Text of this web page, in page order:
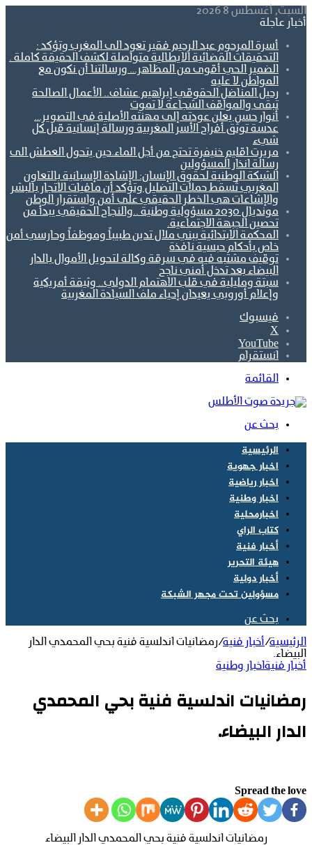
السبت, أغسطس 8 2026
أخبار عاجلة
أسرة المرحوم عبد الرحيم فقير تعود الى المغرب وتؤكد :
التحقيقات القضائية الايطالية متواصلة لكشف الحقيقة كاملة .
الضمير الحي أقوى من المظاهر… ورسالتنا أن نكون مع
المواطن لا عليه
رحيل المناضل الحقوقي إبراهيم عشاف.. الأعمال الصالحة
تبقى والمواقف الشجاعة لا تموت
أنوار حسن يعلن عودته إلى مهنته الأصلية في التصوير…
عدسة توثق أفراح الأسر المغربية ورسالة إنسانية قبل كل
شيء
مريرت اقليم خنيفرة تحتج من أجل الماء.حين يتحول العطش الى
رسالة انذار المسؤولين
الشبكة الوطنية لحقوق الإنسان: الإشادة الإسبانية بالتعاون
المغربي تُسقط حملات التضليل وتؤكد أن مافيات الاتجار بالبشر
والإشاعات هي الخطر الحقيقي على أمن واستقرار الوطن
مونديال 2030 مسؤولية وطنية ..والنجاح الحقيقي يبدأ من
تحصين الجبهة الاجتماعية.
المحكمة الابتدائية ببني ملال تدين طبيباً وموظفاً وحارسي أمن
خاص بأحكام حبسية نافذة
توقيف مشتبه فيه في سرقة وكالة لتحويل الأموال بالدار
البيضاء بعد تدخل أمني ناجح
سبتة ومليلية في قلب الاهتمام الدولي.. وثيقة أمريكية
وإعلام أوروبي يعيدان إحياء ملف السيادة المغربية
فيسبوك
‫X
‫YouTube
انستقرام
القائمة
بحث عن
الرئيسية
اخبار جهوية
اخبار رياضية
اخبار وطنية
اخبارمحلية
كتاب الراي
أخبار فنية
هيئة التحرير
أخبار دولية
مسؤولين تحت مجهر الشبكة
بحث عن
الرئيسية/أخبار فنية/رمضانيات اندلسية فنية بحي المحمدي الدار
البيضاء.
أخبار فنية اخبار وطنية
رمضانيات اندلسية فنية بحي المحمدي
الدار البيضاء.
Spread the love
رمضانيات اندلسية فنية بحي المحمدي الدار البيضاء